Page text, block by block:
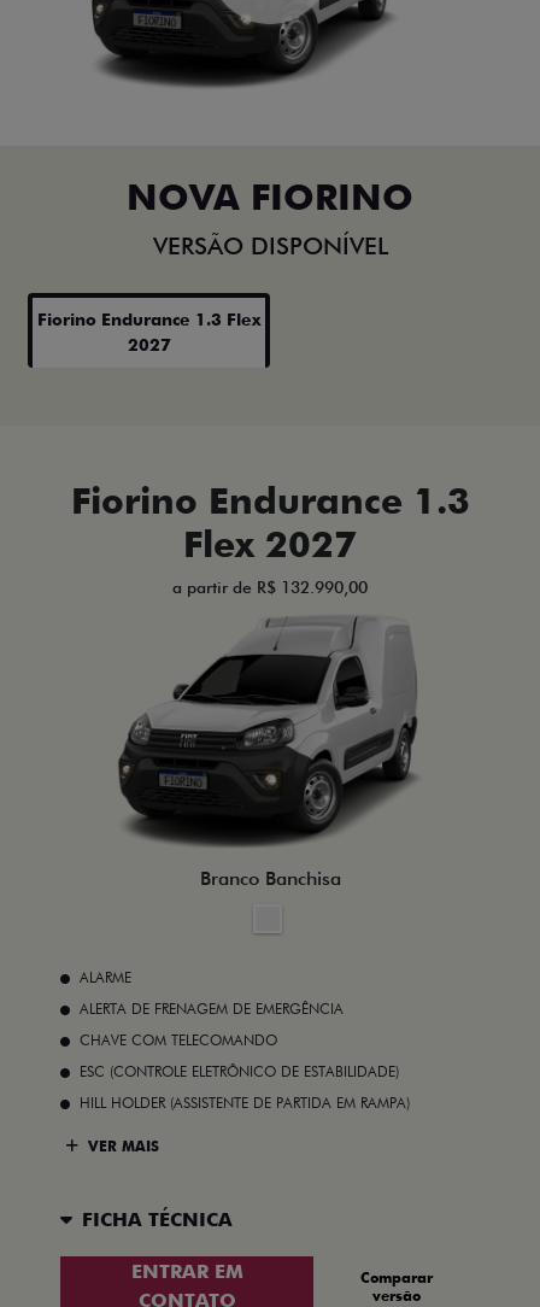
NOVA FIORINO
VERSÃO DISPONÍVEL
Fiorino Endurance 1.3 Flex
2027
Fiorino Endurance 1.3
Flex 2027
a partir de R$ 132.990,00
Branco Banchisa
ALARME
ALERTA DE FRENAGEM DE EMERGÊNCIA
CHAVE COM TELECOMANDO
ESC (CONTROLE ELETRÔNICO DE ESTABILIDADE)
HILL HOLDER (ASSISTENTE DE PARTIDA EM RAMPA)
VER MAIS
FICHA TÉCNICA
ENTRAR EM
CONTATO
Comparar
versão